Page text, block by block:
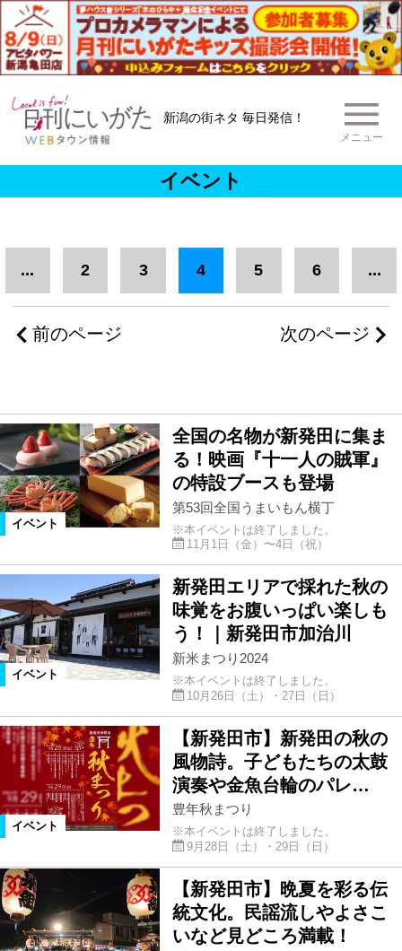
新潟の街ネタ 毎日発信！
メニュー
イベント
前のページ
... 2 3 4 5 6 ...
次のページ
イベント
全国の名物が新発田に集ま
る！映画『十一人の賊軍』
の特設ブースも登場
第53回全国うまいもん横丁
※本イベントは終了しました。
11月1日（金）〜4日（祝）
イベント
新発田エリアで採れた秋の
味覚をお腹いっぱい楽しも
う！｜新発田市加治川
新米まつり2024
※本イベントは終了しました。
10月26日（土）・27日（日）
イベント
【新発田市】新発田の秋の
風物詩。子どもたちの太鼓
演奏や金魚台輪のパレ…
豊年秋まつり
※本イベントは終了しました。
9月28日（土）・29日（日）
【新発田市】晩夏を彩る伝
統文化。民謡流しやよさこ
いなど見どころ満載！